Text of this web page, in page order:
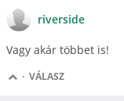
riverside
Vagy akár többet is!
· VÁLASZ